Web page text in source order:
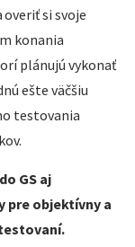
si svoje
konania
plánujú vykonať
ešte väčšiu
testovania
GS aj
pre objektívny a